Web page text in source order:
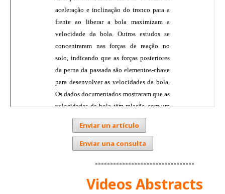
Enviar un artículo
Enviar una consulta
---------------------------------
Videos Abstracts